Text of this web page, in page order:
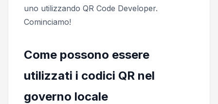
uno utilizzando QR Code Developer.
Cominciamo!
Come possono essere
utilizzati i codici QR nel
governo locale